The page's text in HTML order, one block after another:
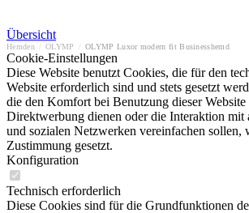
Übersicht
Hemden OLYMP OLYMP Luxor modern fit Businesshemd
Cookie-Einstellungen
Diese Website benutzt Cookies, die für den
Website erforderlich sind und stets gesetzt
die den Komfort bei Benutzung dieser Website
Direktwerbung dienen oder die Interaktion mit
und sozialen Netzwerken vereinfachen sollen,
Zustimmung gesetzt.
Konfiguration
Technisch erforderlich
Diese Cookies sind für die Grundfunktionen